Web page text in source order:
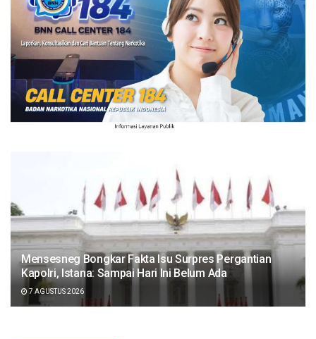
Mensesneg Bongkar Fakta Isu Surpres Pergantian
Kapolri, Istana: Sampai Hari Ini Belum Ada
7 AGUSTUS 2026